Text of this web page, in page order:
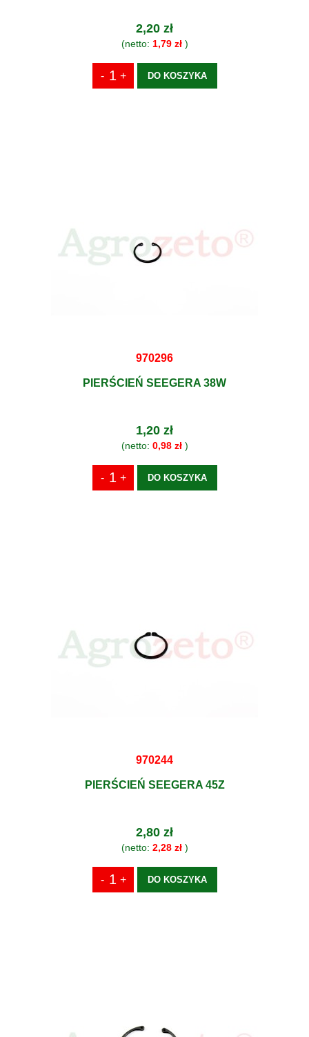
2,20 zł
(netto: 1,79 zł)
DO KOSZYKA
970296
PIERŚCIEŃ SEEGERA 38W
1,20 zł
(netto: 0,98 zł)
DO KOSZYKA
970244
PIERŚCIEŃ SEEGERA 45Z
2,80 zł
(netto: 2,28 zł)
DO KOSZYKA